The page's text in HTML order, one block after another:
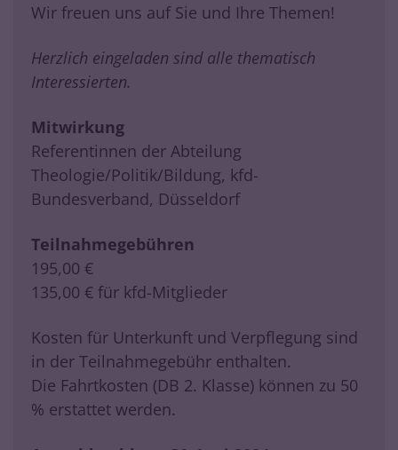
Wir freuen uns auf Sie und Ihre Themen!
Herzlich eingeladen sind alle thematisch
Interessierten.
Mitwirkung
Referentinnen der Abteilung
Theologie/Politik/Bildung, kfd-
Bundesverband, Düsseldorf
Teilnahmegebühren
195,00 €
135,00 € für kfd-Mitglieder
Kosten für Unterkunft und Verpflegung sind
in der Teilnahmegebühr enthalten.
Die Fahrtkosten (DB 2. Klasse) können zu 50
% erstattet werden.